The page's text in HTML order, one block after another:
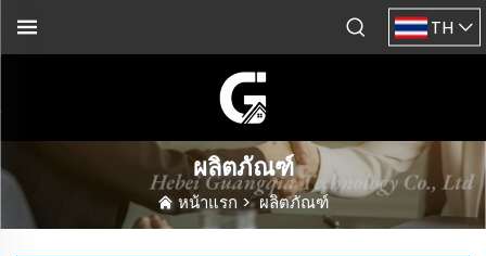
TH
ผลิตภัณฑ์
หน้าแรก >ผลิตภัณฑ์